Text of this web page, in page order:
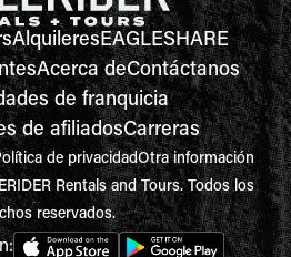
AlquileresEAGLESHARE
Acerca deContáctanos
de franquicia
de afiliadosCarreras
de privacidadOtra información
Rentals and Tours. Todos los
reservados.